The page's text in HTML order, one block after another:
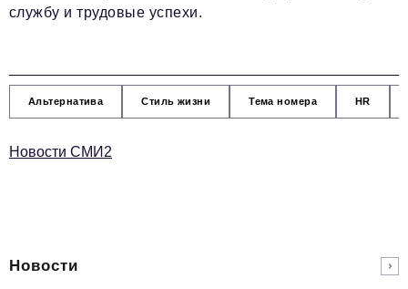
службу и трудовые успехи.
Альтернатива Стиль жизни Тема номера HR
Новости СМИ2
Новости